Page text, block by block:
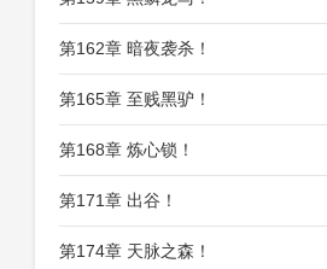
第162章 暗夜袭杀！
第165章 至贱黑驴！
第168章 炼心锁！
第171章 出谷！
第174章 天脉之森！